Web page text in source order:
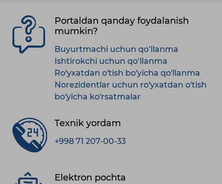
Portaldan qanday foydalanish
mumkin?
Buyurtmachi uchun qo‘llanma
Ishtirokchi uchun qo‘llanma
Ro'yxatdan o'tish bo'yicha qo'llanma
Norezidentlar uchun ro'yxatdan o'tish
bo'yicha ko'rsatmalar
Texnik yordam
+998 71 207-00-33
Elektron pochta